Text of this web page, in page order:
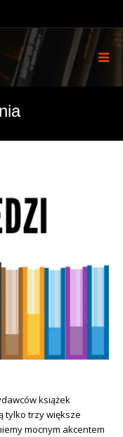
książek
tylko trzy większe
mocnym akcentem